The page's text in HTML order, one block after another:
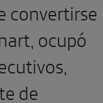
convertirse
ocupó
de